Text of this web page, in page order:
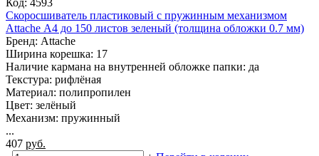
Скоросшиватель пластиковый с пружинным механизмом
Attache А4 до 150 листов зеленый (толщина обложки 0.7 мм)
Бренд: Attache
Ширина корешка: 17
Наличие кармана на внутренней обложке папки: да
Текстура: рифлёная
Материал: полипропилен
Цвет: зелёный
Механизм: пружинный
...
407 руб.